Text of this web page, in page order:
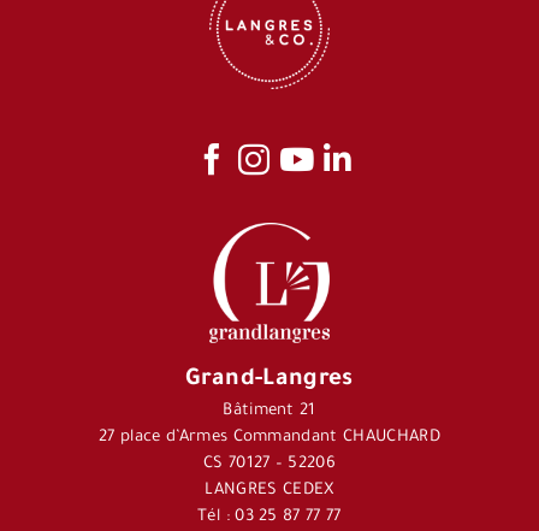
Grand-Langres
Bâtiment 21
27 place d’Armes Commandant CHAUCHARD
CS 70127 – 52206
LANGRES CEDEX
Tél : 03 25 87 77 77